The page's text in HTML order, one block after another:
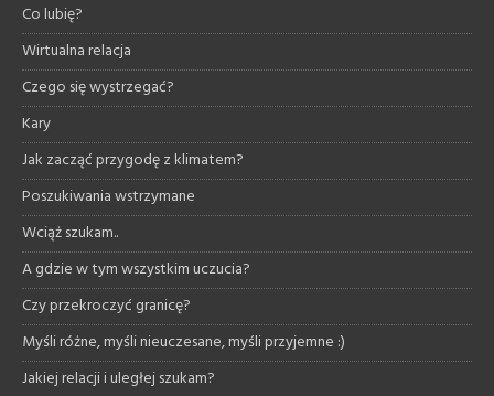
Co lubię?
Wirtualna relacja
Czego się wystrzegać?
Kary
Jak zacząć przygodę z klimatem?
Poszukiwania wstrzymane
Wciąż szukam..
A gdzie w tym wszystkim uczucia?
Czy przekroczyć granicę?
Myśli różne, myśli nieuczesane, myśli przyjemne :)
Jakiej relacji i uległej szukam?